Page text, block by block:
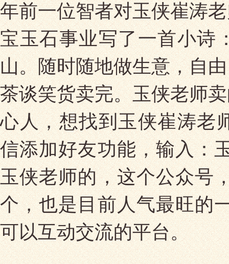
年前一位智者对玉侠崔涛
宝玉石事业写了一首小诗
山。随时随地做生意，自
茶谈笑货卖完。玉侠老师
心人，想找到玉侠崔涛老
信添加好友功能，输入：
玉侠老师的，这个公众号
个，也是目前人气最旺的
可以互动交流的平台。